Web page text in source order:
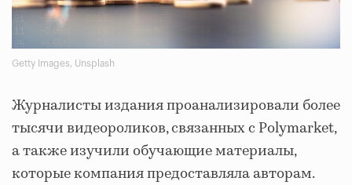
Getty Images, Unsplash
Журналисты издания проанализировали более
тысячи видеороликов, связанных с Polymarket,
а также изучили обучающие материалы,
которые компания предоставляла авторам.